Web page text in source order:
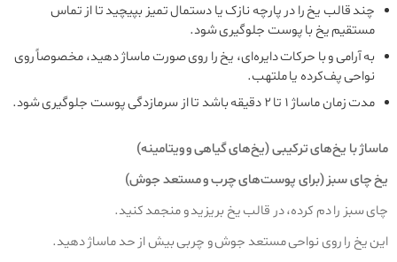
چند قالب یخ را در پارچه نازک یا دستمال تمیز بپیچید تا از تماس
مستقیم یخ با پوست جلوگیری شود.
به‌ آرامی و با حرکات دایره‌ای، یخ را روی صورت ماساژ دهید، مخصوصاً روی
نواحی پف‌کرده یا ملتهب.
مدت زمان ماساژ ۱ تا ۲ دقیقه باشد تا از سرمازدگی پوست جلوگیری شود.
ماساژ با یخ‌های ترکیبی (یخ‌های گیاهی و ویتامینه)
یخ چای سبز (برای پوست‌های چرب و مستعد جوش)
چای سبز را دم کرده، در قالب یخ بریزید و منجمد کنید.
این یخ را روی نواحی مستعد جوش و چربی بیش از حد ماساژ دهید.